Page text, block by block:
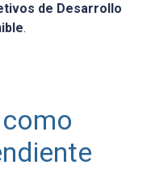
de Desarrollo
.